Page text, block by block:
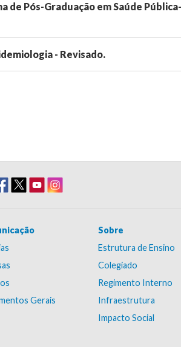
de Pós-Graduação em Saúde
- Revisado.
Gerais
Sobre
Estrutura de Ensino
Colegiado
Regimento Interno
Infraestrutura
Impacto Social